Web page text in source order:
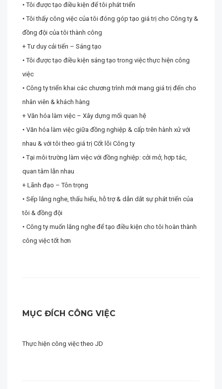
• Tôi được tạo điều kiện để tôi phát triển
• Tôi thấy công việc của tôi đóng góp tạo giá trị cho Công ty &
đồng đội của tôi thành công
+ Tư duy cải tiến – Sáng tạo
• Tôi được tạo điều kiện sáng tạo trong việc thực hiện công
việc
• Công ty triển khai các chương trình mới mang giá trị đến cho
nhân viên & khách hàng
+ Văn hóa làm việc – Xây dựng mối quan hệ
• Văn hóa làm việc giữa đồng nghiệp & cấp trên hành xử với
nhau & với tôi theo giá trị Cốt lõi Công ty
• Tại môi trường làm việc với đồng nghiệp: cởi mở, hợp tác,
quan tâm lẫn nhau
+ Lãnh đạo – Tôn trọng
• Sếp lắng nghe, thấu hiểu, hỗ trợ & dẫn dắt sự phát triển của
tôi & đồng đội
• Công ty muốn lắng nghe để tạo điều kiện cho tôi hoàn thành
công việc tốt hơn
MỤC ĐÍCH CÔNG VIỆC
Thực hiện công việc theo JD